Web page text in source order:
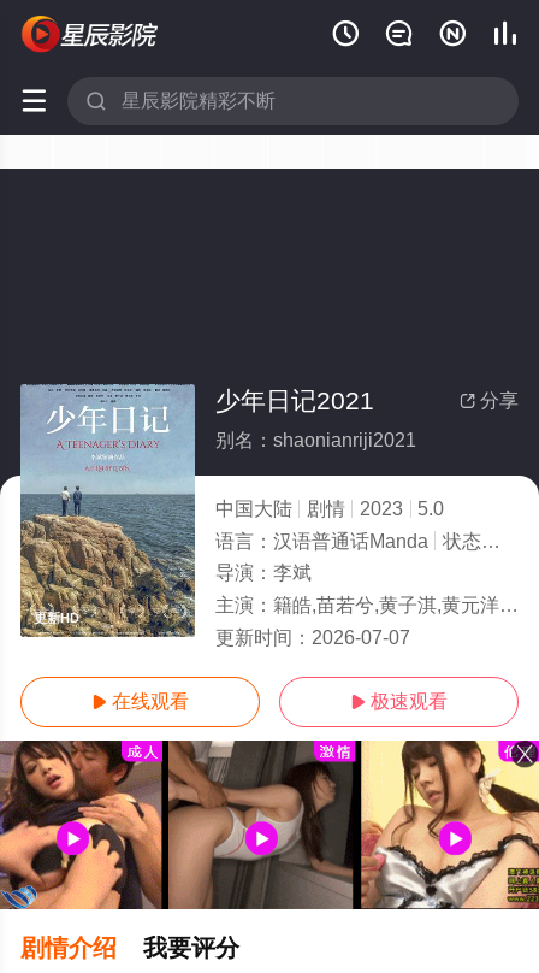
   
 
更新HD
 分享
少年日记2021
别名：shaonianriji2021
中国大陆 剧情 2023
5.0
语言： 汉语普通话Manda 状态：
导演： 李斌
主演： 籍皓,苗若兮,黄子淇,黄元洋,朱珠
更新时间： 2026-07-07
 在线观看  极速观看
剧情介绍 我要评分